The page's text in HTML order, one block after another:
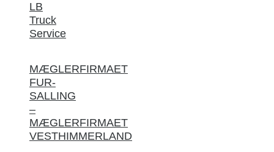
LB
Truck
Service
MÆGLERFIRMAET
FUR-
SALLING
–
MÆGLERFIRMAET
VESTHIMMERLAND